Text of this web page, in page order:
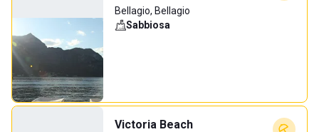
Bellagio, Bellagio
Sabbiosa
Victoria Beach